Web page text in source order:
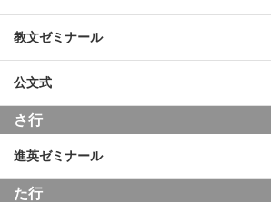
教文ゼミナール
公文式
さ行
進英ゼミナール
た行